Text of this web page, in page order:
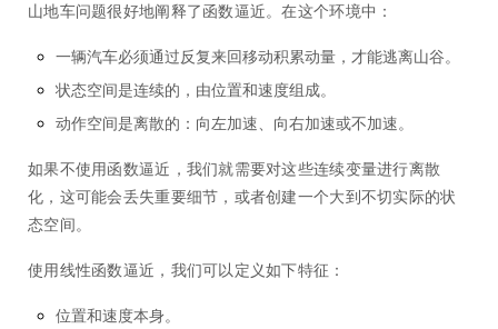
山地车问题很好地阐释了函数逼近。在这个环境中：
一辆汽车必须通过反复来回移动积累动量，才能逃离山谷。
状态空间是连续的，由位置和速度组成。
动作空间是离散的：向左加速、向右加速或不加速。
如果不使用函数逼近，我们就需要对这些连续变量进行离散
化，这可能会丢失重要细节，或者创建一个大到不切实际的状
态空间。
使用线性函数逼近，我们可以定义如下特征：
位置和速度本身。